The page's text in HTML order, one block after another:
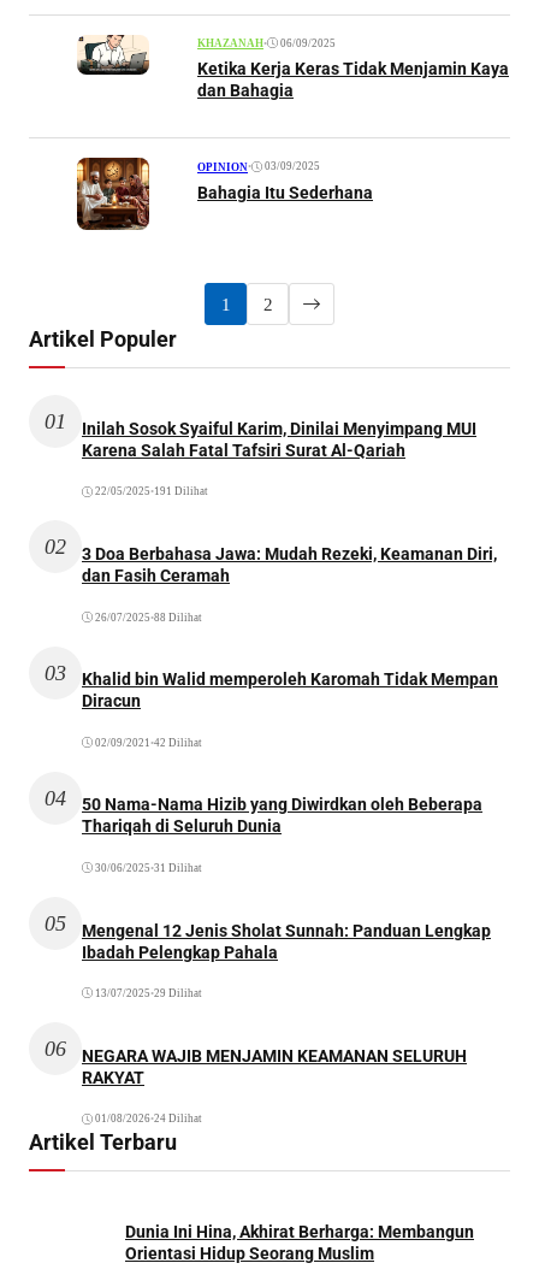
KHAZANAH• 06/09/2025
Ketika Kerja Keras Tidak Menjamin Kaya
dan Bahagia
OPINION• 03/09/2025
Bahagia Itu Sederhana
1 2
Artikel Populer
01
Inilah Sosok Syaiful Karim, Dinilai Menyimpang MUI
Karena Salah Fatal Tafsiri Surat Al-Qariah
22/05/2025 •191 Dilihat
02
3 Doa Berbahasa Jawa: Mudah Rezeki, Keamanan Diri,
dan Fasih Ceramah
26/07/2025 •88 Dilihat
03
Khalid bin Walid memperoleh Karomah Tidak Mempan
Diracun
02/09/2021 •42 Dilihat
04
50 Nama-Nama Hizib yang Diwirdkan oleh Beberapa
Thariqah di Seluruh Dunia
30/06/2025 •31 Dilihat
05
Mengenal 12 Jenis Sholat Sunnah: Panduan Lengkap
Ibadah Pelengkap Pahala
13/07/2025 •29 Dilihat
06
NEGARA WAJIB MENJAMIN KEAMANAN SELURUH
RAKYAT
01/08/2026•24 Dilihat
Artikel Terbaru
Dunia Ini Hina, Akhirat Berharga: Membangun
Orientasi Hidup Seorang Muslim